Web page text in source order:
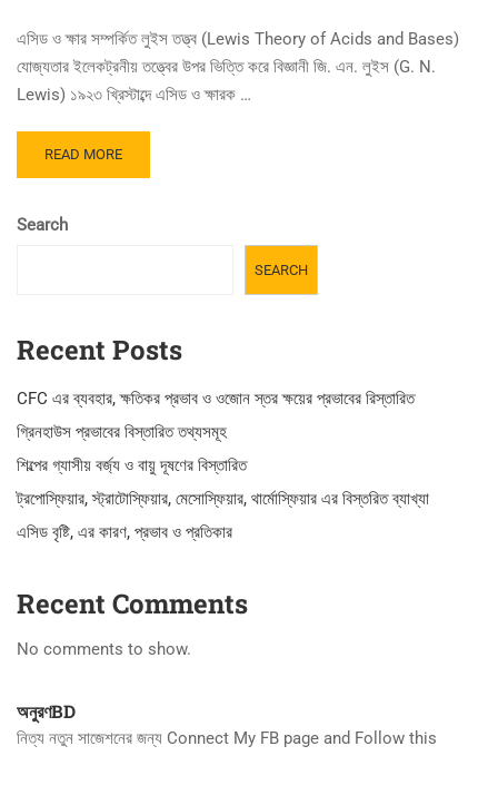
এসিড ও ক্ষার সম্পর্কিত লুইস তত্ত্ব (Lewis Theory of Acids and Bases)
যোজ্যতার ইলেকট্রনীয় তত্ত্বের উপর ভিত্তি করে বিজ্ঞানী জি. এন. লুইস (G. N.
Lewis) ১৯২৩ খ্রিস্টাব্দে এসিড ও ক্ষারক …
READ
MORE
এসিড
ও
READ MORE
Search
SEARCH
Recent Posts
CFC এর ব্যবহার, ক্ষতিকর প্রভাব ও ওজোন স্তর ক্ষয়ের প্রভাবের রিস্তারিত
গ্রিনহাউস প্রভাবের বিস্তারিত তথ্যসমূহ
শিল্পের গ্যাসীয় বর্জ্য ও বায়ু দূষণের বিস্তারিত
ট্রপোস্ফিয়ার, স্ট্রাটোস্ফিয়ার, মেসোস্ফিয়ার, থার্মোস্ফিয়ার এর বিস্তরিত ব্যাখ্যা
এসিড বৃষ্টি, এর কারণ, প্রভাব ও প্রতিকার
Recent Comments
No comments to show.
অনুরণBD
নিত্য নতুন সাজেশনের জন্য Connect My FB page and Follow this